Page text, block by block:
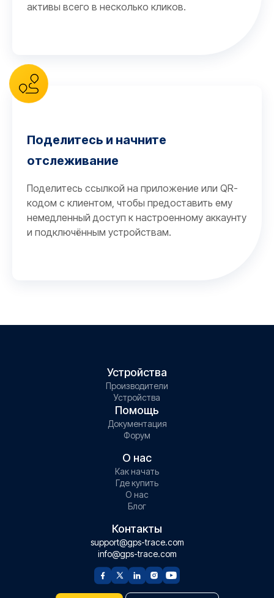
активы всего в несколько кликов.
Поделитесь и начните
отслеживание
Поделитесь ссылкой на приложение или QR-
кодом с клиентом, чтобы предоставить ему
немедленный доступ к настроенному аккаунту
и подключённым устройствам.
Устройства
Производители
Устройства
Помощь
Документация
Форум
О нас
Как начать
Где купить
О нас
Блог
Контакты
support@gps-trace.com
info@gps-trace.com